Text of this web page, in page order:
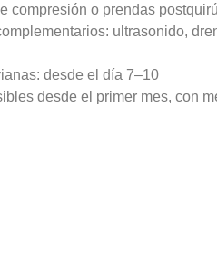
compresión o prendas
ultrasonido,
desde el día 7–10
desde el primer mes, con